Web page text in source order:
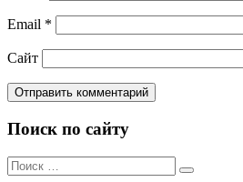
Email *
Сайт
Поиск по сайту
Поиск
Поиск